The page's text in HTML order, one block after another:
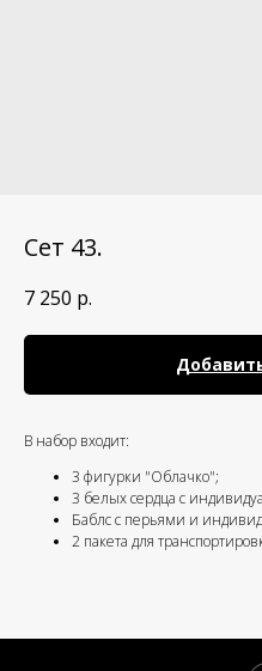
Сет 43.
7 250 р.
В набор входит:
3 фигурки "Облачко";
3 белых сердца с
Баблс с перьями и
2 пакета для